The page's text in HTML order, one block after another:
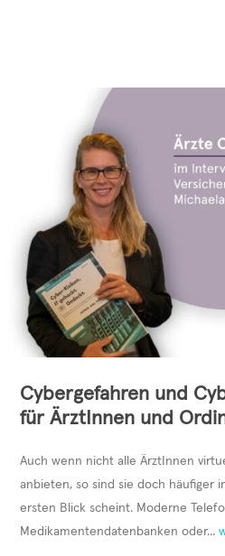
Cybergefahren und
für ÄrztInnen und
Auch wenn nicht alle ÄrztInnen
anbieten, so sind sie doch häufiger
ersten Blick scheint. Moderne
Medikamentendatenbanken oder...